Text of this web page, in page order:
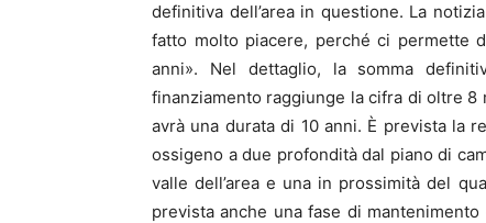
definitiva dell’area in questione. La
fatto molto piacere, perché ci permette
anni». Nel dettaglio, la somma
finanziamento raggiunge la cifra di oltre
avrà una durata di 10 anni. È prevista la
ossigeno a due profondità dal piano di
valle dell’area e una in prossimità del
prevista anche una fase di